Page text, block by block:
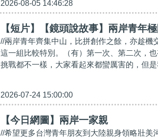
2026-08-05 14:46:28
【短片】【鏡頭說故事】兩岸青年
//兩岸青年齊集中山，比拼創作之餘，亦趁機
這一組比較特別。（有）第一次、第二次，
挑戰都不一樣，大家看起來都蠻厲害的，但
2026-07-24 15:00:00
【今日網圖】兩岸一家親
//希望更多台灣青年朋友到大陸親身領略壯美